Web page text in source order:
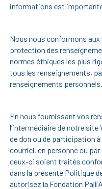
informations est
Nous nous conformons
protection des
normes éthiques les plus
tous les renseignements,
renseignements personnels.
En nous fournissant vos
l’intermédiaire de notre
de don ou de participation
courriel, en personne ou
ceux-ci soient traités
dans la présente Politique
autorisez la Fondation